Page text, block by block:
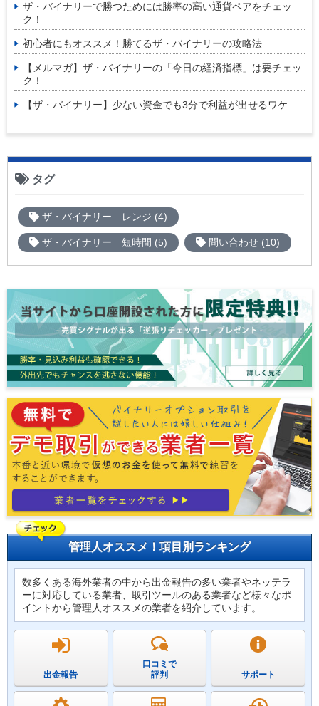
ザ・バイナリーで勝つためには勝率の高い通貨ペアをチェッ
ク！
初心者にもオススメ！勝てるザ・バイナリーの攻略法
【メルマガ】ザ・バイナリーの「今日の経済指標」は要チェッ
ク！
【ザ・バイナリー】少ない資金でも3分で利益が出せるワケ
タグ
ザ・バイナリー レンジ (4)
ザ・バイナリー 短時間 (5) 問い合わせ (10)
管理人オススメ！項目別ランキング
数多くある海外業者の中から出金報告の多い業者やネッテラ
ーに対応している業者、取引ツールのある業者など様々なポ
イントから管理人オススメの業者を紹介しています。
出金報告
口コミで
評判
サポート